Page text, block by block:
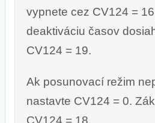
vypnete cez CV124 =
deaktiváciu časov
CV124 = 19.
Ak posunovací režim
nastavte CV124 = 0.
CV124 = 18.